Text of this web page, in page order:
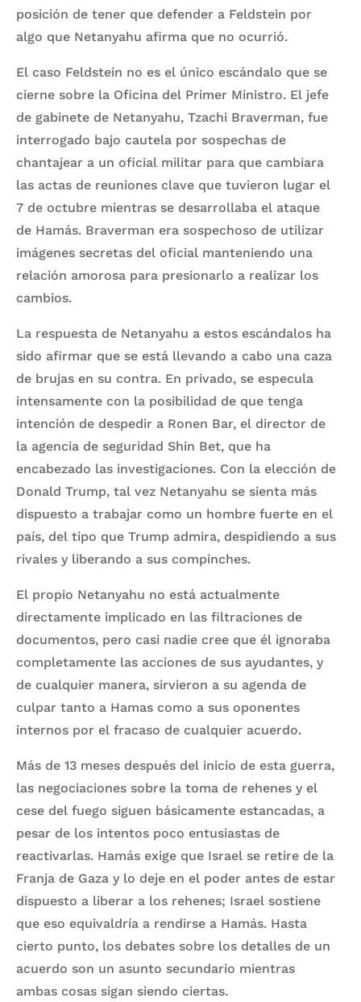
posición de tener que defender a Feldstein por
algo que Netanyahu afirma que no ocurrió.
El caso Feldstein no es el único escándalo que se
cierne sobre la Oficina del Primer Ministro. El jefe
de gabinete de Netanyahu, Tzachi Braverman, fue
interrogado bajo cautela por sospechas de
chantajear a un oficial militar para que cambiara
las actas de reuniones clave que tuvieron lugar el
7 de octubre mientras se desarrollaba el ataque
de Hamás. Braverman era sospechoso de utilizar
imágenes secretas del oficial manteniendo una
relación amorosa para presionarlo a realizar los
cambios.
La respuesta de Netanyahu a estos escándalos ha
sido afirmar que se está llevando a cabo una caza
de brujas en su contra. En privado, se especula
intensamente con la posibilidad de que tenga
intención de despedir a Ronen Bar, el director de
la agencia de seguridad Shin Bet, que ha
encabezado las investigaciones. Con la elección de
Donald Trump, tal vez Netanyahu se sienta más
dispuesto a trabajar como un hombre fuerte en el
país, del tipo que Trump admira, despidiendo a sus
rivales y liberando a sus compinches.
El propio Netanyahu no está actualmente
directamente implicado en las filtraciones de
documentos, pero casi nadie cree que él ignoraba
completamente las acciones de sus ayudantes, y
de cualquier manera, sirvieron a su agenda de
culpar tanto a Hamas como a sus oponentes
internos por el fracaso de cualquier acuerdo.
Más de 13 meses después del inicio de esta guerra,
las negociaciones sobre la toma de rehenes y el
cese del fuego siguen básicamente estancadas, a
pesar de los intentos poco entusiastas de
reactivarlas. Hamás exige que Israel se retire de la
Franja de Gaza y lo deje en el poder antes de estar
dispuesto a liberar a los rehenes; Israel sostiene
que eso equivaldría a rendirse a Hamás. Hasta
cierto punto, los debates sobre los detalles de un
acuerdo son un asunto secundario mientras
ambas cosas sigan siendo ciertas.